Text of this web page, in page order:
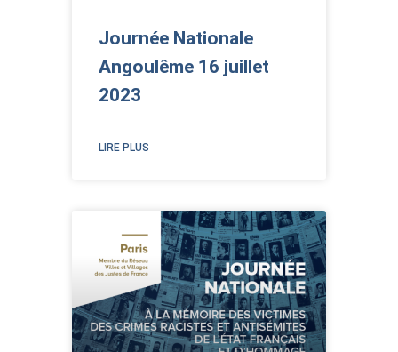
Journée Nationale
Angoulême 16 juillet
2023
LIRE PLUS